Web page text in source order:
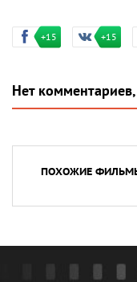
+15 +15
Нет
ПОХОЖИЕ